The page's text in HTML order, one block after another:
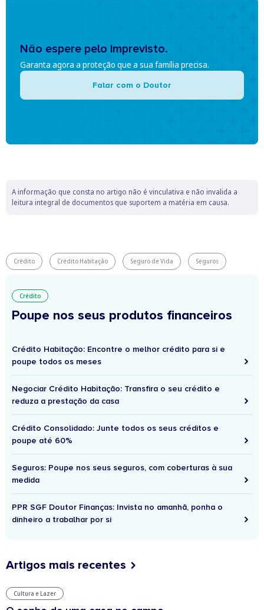
Não espere pelo imprevisto.
Garanta agora a proteção que a sua família precisa.
Falar com o Doutor
A informação que consta no artigo não é vinculativa e não invalida a
leitura integral de documentos que suportem a matéria em causa.
Crédito Crédito Habitação Seguro de Vida Seguros
Crédito
Poupe nos seus produtos financeiros
Crédito Habitação: Encontre o melhor crédito para si e
poupe todos os meses
Negociar Crédito Habitação: Transfira o seu crédito e
reduza a prestação da casa
Crédito Consolidado: Junte todos os seus créditos e
poupe até 60%
Seguros: Poupe nos seus seguros, com coberturas à sua
medida
PPR SGF Doutor Finanças: Invista no amanhã, ponha o
dinheiro a trabalhar por si
Artigos mais recentes
Cultura e Lazer